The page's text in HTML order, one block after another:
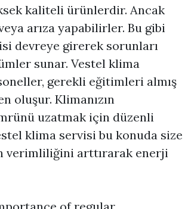
kaliteli ürünlerdir. Ancak
arıza yapabilirler. Bu gibi
devreye girerek sorunları
sunar. Vestel klima
gerekli eğitimleri almış
oluşur. Klimanızın
uzatmak için düzenli
klima servisi bu konuda size
verimliliğini arttırarak enerji